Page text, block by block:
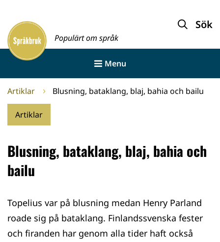
innehållet
Framsida
Populärt om språk
Sök
Menu
Artiklar Blusning, bataklang, blaj, bahia och bailu
Artiklar
Blusning, bataklang, blaj, bahia och
bailu
Topelius var på blusning medan Henry Parland
roade sig på bataklang. Finlandssvenska fester
och firanden har genom alla tider haft också